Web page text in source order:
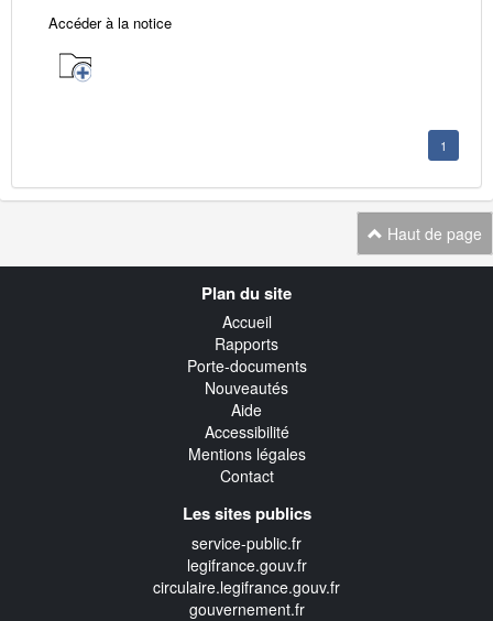
Accéder à la notice
1
Haut de page
Plan du site
Accueil
Rapports
Porte-documents
Nouveautés
Aide
Accessibilité
Mentions légales
Contact
Les sites publics
service-public.fr
legifrance.gouv.fr
circulaire.legifrance.gouv.fr
gouvernement.fr